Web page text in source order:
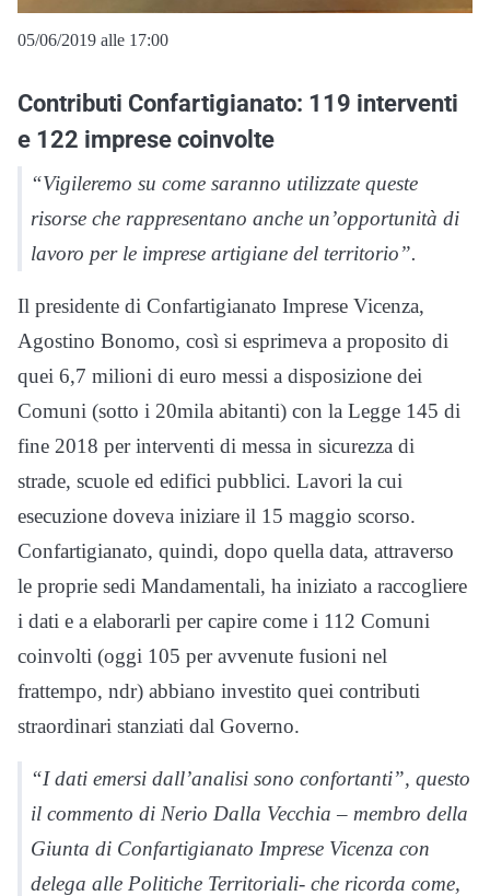
05/06/2019 alle 17:00
Contributi Confartigianato: 119 interventi
e 122 imprese coinvolte
“Vigileremo su come saranno utilizzate queste
risorse che rappresentano anche un’opportunità di
lavoro per le imprese artigiane del territorio”.
Il presidente di Confartigianato Imprese Vicenza,
Agostino Bonomo, così si esprimeva a proposito di
quei 6,7 milioni di euro messi a disposizione dei
Comuni (sotto i 20mila abitanti) con la Legge 145 di
fine 2018 per interventi di messa in sicurezza di
strade, scuole ed edifici pubblici. Lavori la cui
esecuzione doveva iniziare il 15 maggio scorso.
Confartigianato, quindi, dopo quella data, attraverso
le proprie sedi Mandamentali, ha iniziato a raccogliere
i dati e a elaborarli per capire come i 112 Comuni
coinvolti (oggi 105 per avvenute fusioni nel
frattempo, ndr) abbiano investito quei contributi
straordinari stanziati dal Governo.
“I dati emersi dall’analisi sono confortanti”, questo
il commento di Nerio Dalla Vecchia – membro della
Giunta di Confartigianato Imprese Vicenza con
delega alle Politiche Territoriali- che ricorda come,